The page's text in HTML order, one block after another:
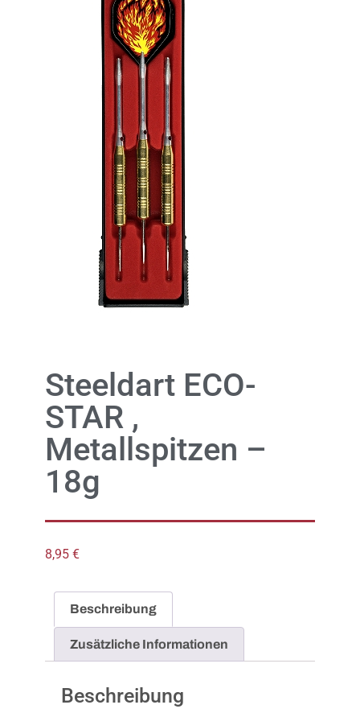
Steeldart ECO-
STAR ,
Metallspitzen –
18g
8,95 €
Beschreibung
Zusätzliche Informationen
Beschreibung